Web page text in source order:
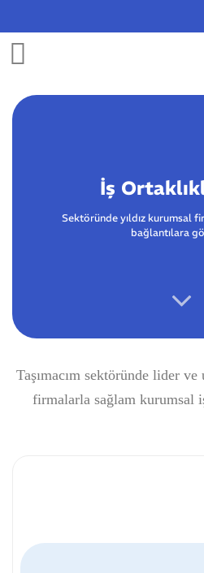
to
content
İş
Sektöründe yıldız kurumsal
bağlantılara
Taşımacım sektöründe lider
firmalarla sağlam kurumsal